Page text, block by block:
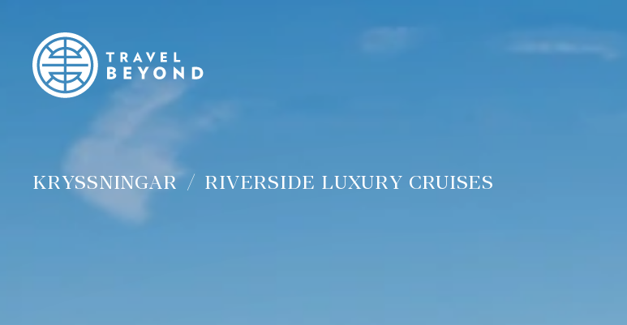
KRYSSNINGAR RIVERSIDE LUXURY CRUISES